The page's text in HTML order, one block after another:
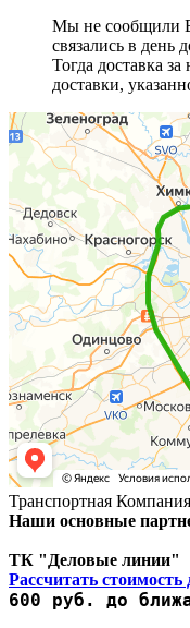
Мы не сообщили
связались в день
Тогда доставка
доставки,
Транспортная
Наши основные
ТК "Деловые линии"
Рассчитать
600 руб. до